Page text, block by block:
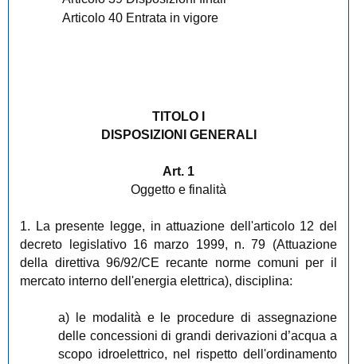
Articolo 40 Entrata in vigore
TITOLO I
DISPOSIZIONI GENERALI
Art. 1
Oggetto e finalità
1. La presente legge, in attuazione dell'articolo 12 del
decreto legislativo 16 marzo 1999, n. 79 (Attuazione
della direttiva 96/92/CE recante norme comuni per il
mercato interno dell'energia elettrica), disciplina:
a) le modalità e le procedure di assegnazione
delle concessioni di grandi derivazioni d’acqua a
scopo idroelettrico, nel rispetto dell'ordinamento